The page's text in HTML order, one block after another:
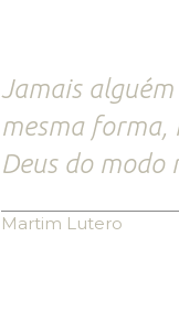
Jamais
mesma forma,
Deus do modo
Martim Lutero